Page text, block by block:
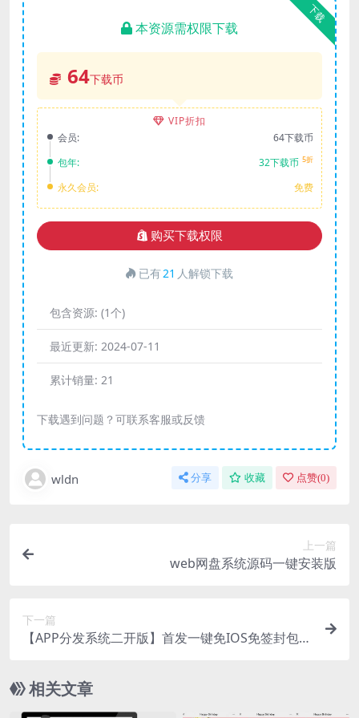
下载
本资源需权限下载
64下载币
VIP折扣
会员:
64下载币
包年:
32下载币 5折
永久会员: 免费
购买下载权限
已有21 人解锁下载
包含资源: (1个)
最近更新: 2024-07-11
累计销量: 21
下载遇到问题？可联系客服或反馈
wldn 分享 收藏 点赞(0)
上一篇
web网盘系统源码一键安装版
下一篇
【APP分发系统二开版】首发一键免IOS免签封包分
相关文章